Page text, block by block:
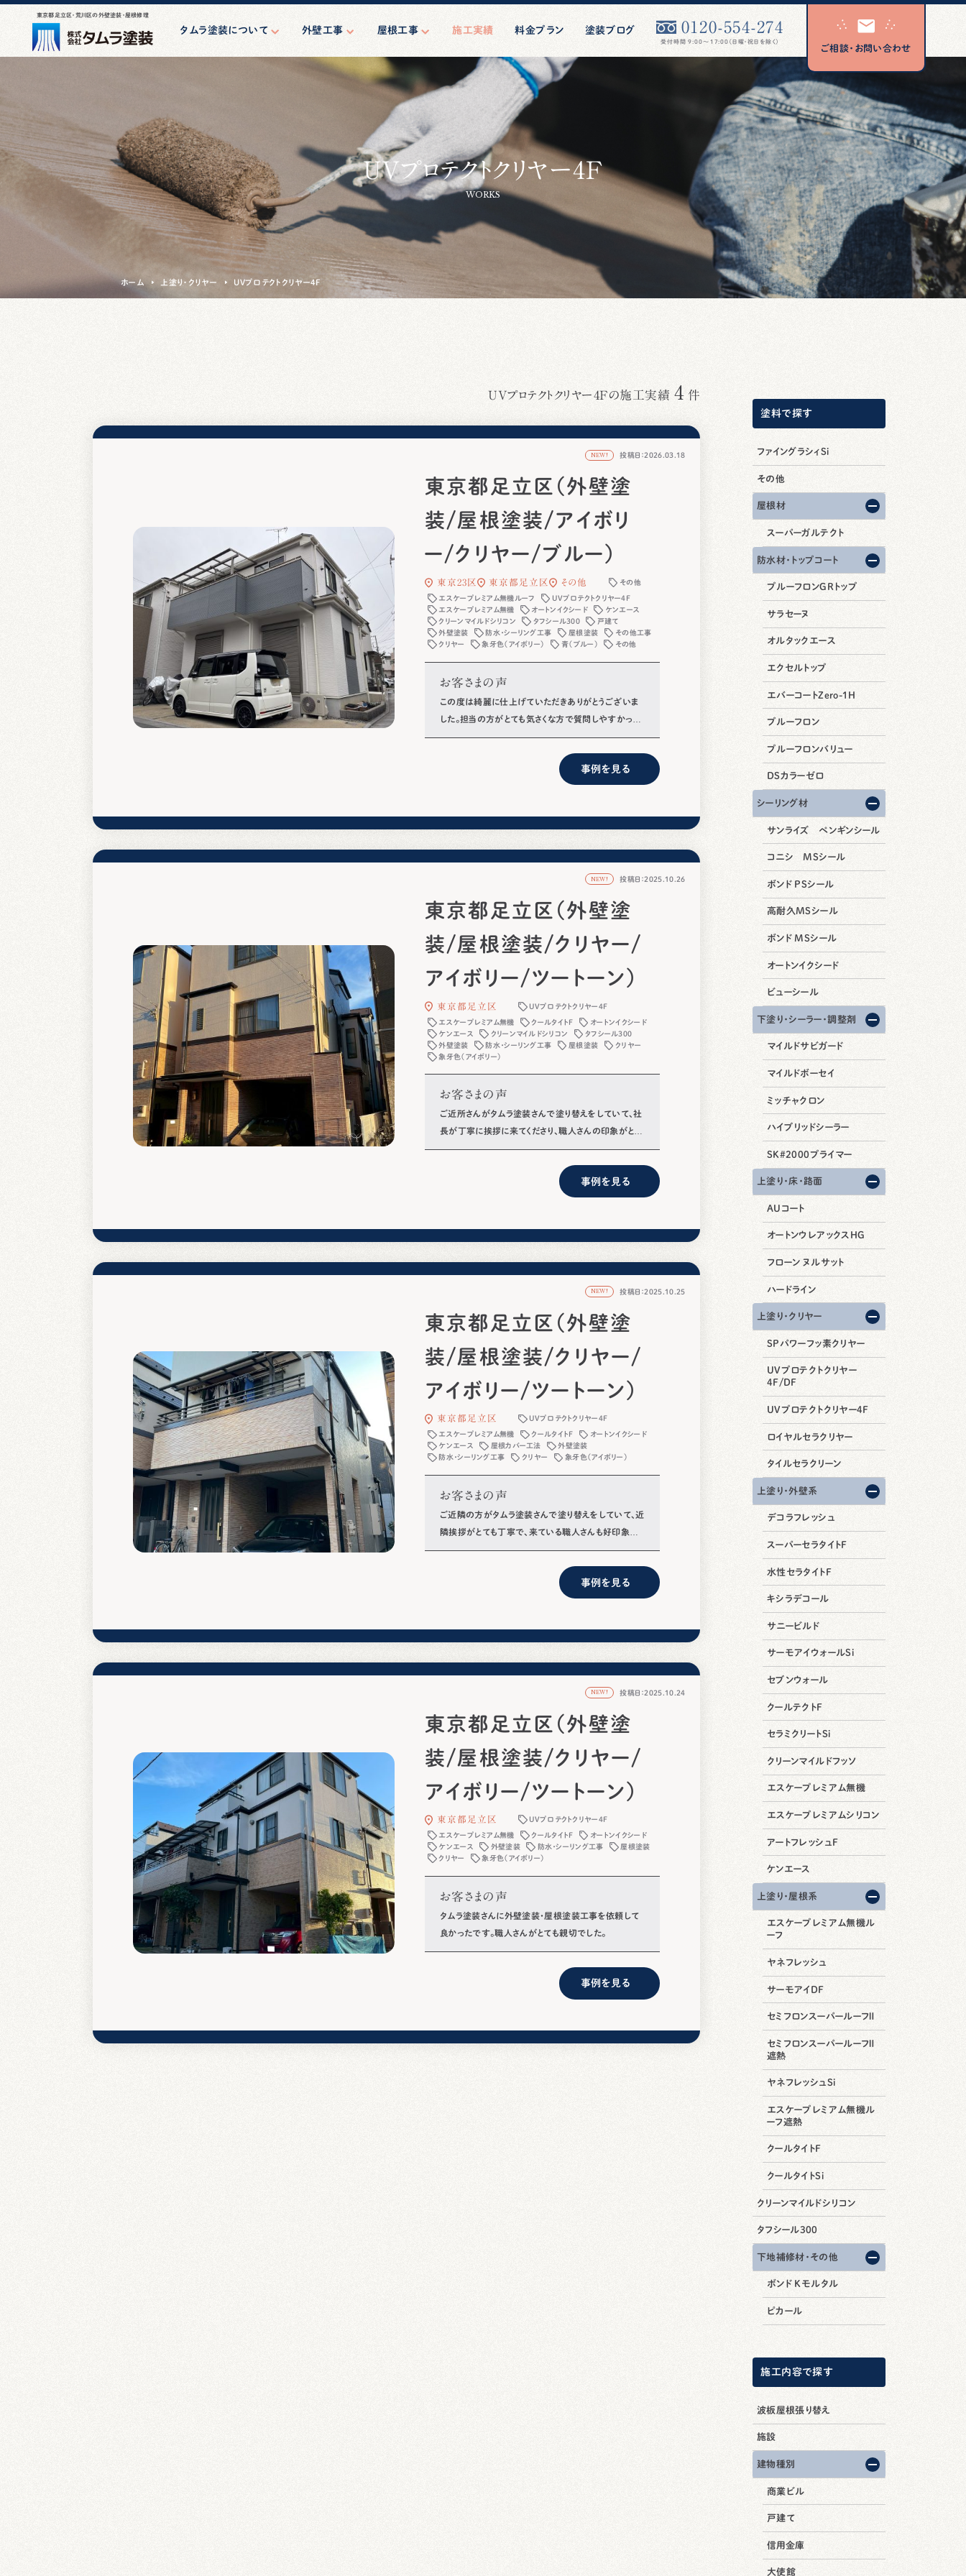
東京都足立区・荒川区の外壁塗装・屋根修理
タムラ塗装について
親方の一日
外壁工事
外壁塗装
小規模マンション・ビル向
け大規模修繕
その他工事・相談
屋根工事
屋根塗装
屋根修理（葺き替え）
施工実績 料金プラン 塗装ブログ 0120-554-274
受付時間 9:00〜17:00（日曜・祝日を除く）
ご相談・お問い合わせ
UVプロテクトクリヤー4F
WORKS
ホーム 上塗り・クリヤー UVプロテクトクリヤー4F
UVプロテクトクリヤー4Fの施工実績 4 件
NEW! 投稿日：2026.03.18
東京都足立区（外壁塗
装/屋根塗装/アイボリ
ー/クリヤー/ブルー）
東京23区 東京都足立区 その他 その他
エスケープレミアム無機ルーフ
UVプロテクトクリヤー4F
エスケープレミアム無機
オートンイクシード
ケンエース
クリーンマイルドシリコン
タフシール300
戸建て
外壁塗装
防水・シーリング工事 屋根塗装
その他工事
クリヤー
象牙色（アイボリー） 青（ブルー） その他
お客さまの声
この度は綺麗に仕上げていただきありがとうございま
した。担当の方がとても気さくな方で質問しやすかった
です。
事例を見る
NEW! 投稿日：2025.10.26
東京都足立区（外壁塗
装/屋根塗装/クリヤー/
アイボリー/ツートーン）
東京都足立区 UVプロテクトクリヤー4F
エスケープレミアム無機 クールタイトF
オートンイクシード
ケンエース
クリーンマイルドシリコン
タフシール300
外壁塗装
防水・シーリング工事 屋根塗装
クリヤー
象牙色（アイボリー）
お客さまの声
ご近所さんがタムラ塗装さんで塗り替えをしていて、社
長が丁寧に挨拶に来てくださり、職人さんの印象がとて
も良かったので外壁・屋根塗装工事を依頼しました。
事例を見る
NEW! 投稿日：2025.10.25
東京都足立区（外壁塗
装/屋根塗装/クリヤー/
アイボリー/ツートーン）
東京都足立区 UVプロテクトクリヤー4F
エスケープレミアム無機 クールタイトF
オートンイクシード
ケンエース
屋根カバー工法
外壁塗装
防水・シーリング工事
クリヤー 象牙色（アイボリー）
お客さまの声
ご近隣の方がタムラ塗装さんで塗り替えをしていて、近
隣挨拶がとても丁寧で、来ている職人さんも好印象だ
ったので工事を依頼しました。仕上がりも綺麗で満足し
事例を見る
NEW! 投稿日：2025.10.24
東京都足立区（外壁塗
装/屋根塗装/クリヤー/
アイボリー/ツートーン）
東京都足立区 UVプロテクトクリヤー4F
エスケープレミアム無機 クールタイトF
オートンイクシード
ケンエース
外壁塗装 防水・シーリング工事
屋根塗装
クリヤー
象牙色（アイボリー）
お客さまの声
タムラ塗装さんに外壁塗装・屋根塗装工事を依頼して
良かったです。職人さんがとても親切でした。
事例を見る
塗料で探す
ファイングラシィSi
その他
屋根材
スーパーガルテクト
防水材・トップコート
プルーフロンGRトップ
サラセーヌ
オルタックエース
エクセルトップ
エバーコートZero-1H
プルーフロン
プルーフロンバリュー
DSカラーゼロ
シーリング材
サンライズ ペンギンシール
コニシ MSシール
ボンド PSシール
高耐久MSシール
ボンド MSシール
オートンイクシード
ビューシール
下塗り・シーラー・調整剤
マイルドサビガード
マイルドボーセイ
ミッチャクロン
ハイブリッドシーラー
SK#2000プライマー
上塗り・床・路面
AUコート
オートンウレアックスHG
フローン ヌルサット
ハードライン
上塗り・クリヤー
SPパワーフッ素クリヤー
UVプロテクトクリヤー
4F/DF
UVプロテクトクリヤー4F
ロイヤルセラクリヤー
タイルセラクリーン
上塗り・外壁系
デコラフレッシュ
スーパーセラタイトF
水性セラタイトF
キシラデコール
サニービルド
サーモアイウォールSi
セブンウォール
クールテクトF
セラミクリートSi
クリーンマイルドフッソ
エスケープレミアム無機
エスケープレミアムシリコン
アートフレッシュF
ケンエース
上塗り・屋根系
エスケープレミアム無機ル
ーフ
ヤネフレッシュ
サーモアイDF
セミフロンスーパールーフⅡ
セミフロンスーパールーフⅡ
遮熱
ヤネフレッシュSi
エスケープレミアム無機ル
ーフ遮熱
クールタイトF
クールタイトSi
クリーンマイルドシリコン
タフシール300
下地補修材・その他
ボンド Kモルタル
ピカール
施工内容で探す
波板屋根張り替え
施設
建物種別
商業ビル
戸建て
信用金庫
大使館